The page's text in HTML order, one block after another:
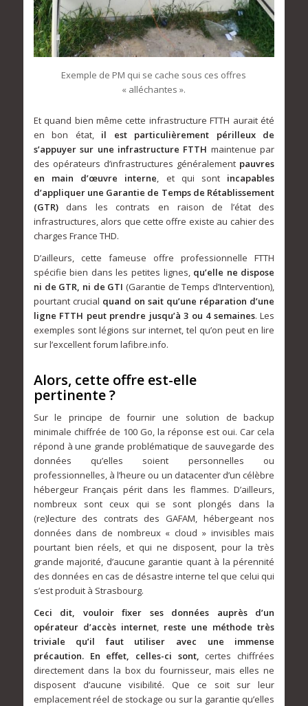
Exemple de PM qui se cache sous ces offres
« alléchantes ».
Et quand bien même cette infrastructure FTTH aurait été
en bon état, il est particulièrement périlleux de
s’appuyer sur une infrastructure FTTH maintenue par
des opérateurs d’infrastructures généralement pauvres
en main d’œuvre interne, et qui sont incapables
d’appliquer une Garantie de Temps de Rétablissement
(GTR)dans les contrats en raison de l’état des
infrastructures, alors que cette offre existe au cahier des
charges France THD.
D’ailleurs, cette fameuse offre professionnelle FTTH
spécifie bien dans les petites lignes, qu’elle ne dispose
ni de GTR, ni de GTI (Garantie de Temps d’Intervention),
pourtant crucial quand on sait qu’une réparation d’une
ligne FTTH peut prendre jusqu’à 3 ou 4 semaines. Les
exemples sont légions sur internet, tel qu’on peut en lire
sur l’excellent forum lafibre.info.
Alors, cette offre est-elle
pertinente ?
Sur le principe de fournir une solution de backup
minimale chiffrée de 100 Go, la réponse est oui. Car cela
répond à une grande problématique de sauvegarde des
données qu’elles soient personnelles ou
professionnelles, à l’heure ou un datacenter d’un célèbre
hébergeur Français périt dans les flammes. D’ailleurs,
nombreux sont ceux qui se sont plongés dans la
(re)lecture des contrats des GAFAM, hébergeant nos
données dans de nombreux « cloud » invisibles mais
pourtant bien réels, et qui ne disposent, pour la très
grande majorité, d’aucune garantie quant à la pérennité
des données en cas de désastre interne tel que celui qui
s’est produit à Strasbourg.
Ceci dit, vouloir fixer ses données auprès d’un
opérateur d’accès internet,reste une méthode très
triviale qu’il faut utiliser avec une immense
précaution. En effet, celles-ci sont, certes chiffrées
directement dans la box du fournisseur, mais elles ne
disposent d’aucune visibilité. Que ce soit sur leur
emplacement réel de stockage ou sur la garantie qu’elles